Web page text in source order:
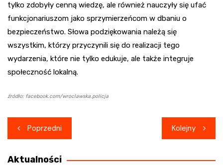
tylko zdobyły cenną wiedzę, ale również nauczyły się ufać
funkcjonariuszom jako sprzymierzeńcom w dbaniu o
bezpieczeństwo. Słowa podziękowania należą się
wszystkim, którzy przyczynili się do realizacji tego
wydarzenia, które nie tylko edukuje, ale także integruje
społeczność lokalną.
źródło: facebook.com/wroclawska.policja
Nawigacja
wpisu
Poprzedni Kolejny
Aktualności